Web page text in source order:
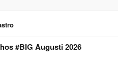
#BIG Augusti 2026